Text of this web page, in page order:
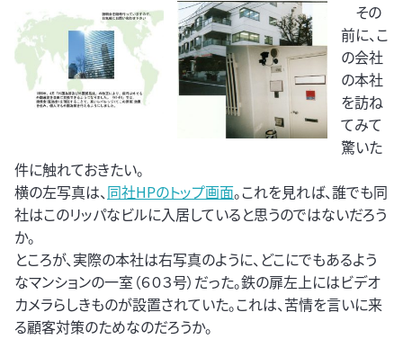
その
前に、こ
の会社
の本社
を訪ね
てみて
驚いた
件に触れておきたい。
横の左写真は、同社HPのトップ画面。これを見れば、誰でも同
社はこのリッパなビルに入居していると思うのではないだろう
か。
ところが、実際の本社は右写真のように、どこにでもあるよう
なマンションの一室（６０３号）だった。鉄の扉左上にはビデオ
カメラらしきものが設置されていた。これは、苦情を言いに来
る顧客対策のためなのだろうか。